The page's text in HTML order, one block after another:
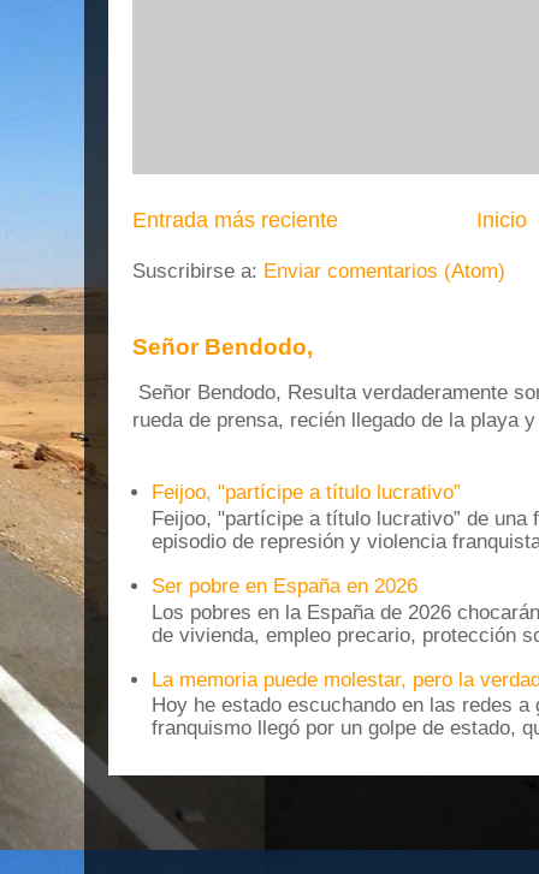
Entrada más reciente Inicio
Suscribirse a: Enviar comentarios (Atom)
Señor Bendodo,
Señor Bendodo, Resulta verdaderamente
rueda de prensa, recién llegado de la playa
Feijoo, "partícipe a título lucrativo”
Feijoo, "partícipe a título lucrativo” de una
episodio de represión y violencia
Ser pobre en España en 2026
Los pobres en la España de 2026
de vivienda, empleo precario, protección
La memoria puede molestar, pero la
Hoy he estado escuchando en las redes
franquismo llegó por un golpe de estado,